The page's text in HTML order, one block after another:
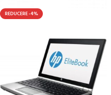
REDUCERE -4%